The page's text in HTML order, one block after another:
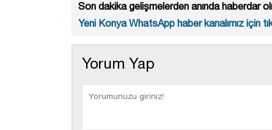
Son dakika gelişmelerden anında haberdar
Yeni Konya WhatsApp haber kanalımız için
Yorum Yap